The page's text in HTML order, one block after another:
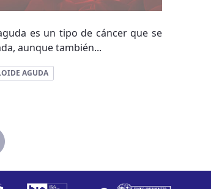
es un tipo de cáncer que se
aunque también...
AGUDA